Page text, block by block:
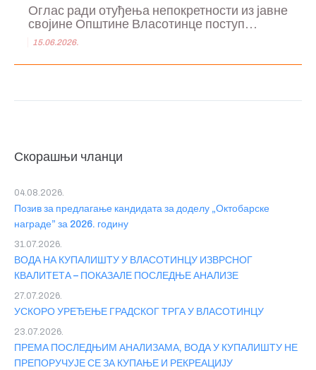
Оглас ради отуђења непокретности из јавне
својине Општине Власотинце поступ...
15.06.2026.
Скорашњи чланци
Позив за предлагање кандидата за доделу „Октобарске
награде” за 2026. годину
04.08.2026.
ВОДА НА КУПАЛИШТУ У ВЛАСОТИНЦУ ИЗВРСНОГ
КВАЛИТЕТА – ПОКАЗАЛЕ ПОСЛЕДЊЕ АНАЛИЗЕ
31.07.2026.
УСКОРО УРЕЂЕЊЕ ГРАДСКОГ ТРГА У ВЛАСОТИНЦУ
27.07.2026.
ПРЕМА ПОСЛЕДЊИМ АНАЛИЗАМА, ВОДА У КУПАЛИШТУ НЕ
ПРЕПОРУЧУЈЕ СЕ ЗА КУПАЊЕ И РЕКРЕАЦИЈУ
23.07.2026.